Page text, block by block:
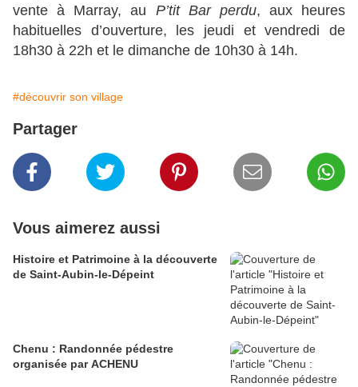
vente à Marray, au P’tit Bar perdu, aux heures
habituelles d’ouverture, les jeudi et vendredi de
18h30 à 22h et le dimanche de 10h30 à 14h.
#découvrir son village
Partager
Vous aimerez aussi
Histoire et Patrimoine à la découverte
de Saint-Aubin-le-Dépeint
Chenu : Randonnée pédestre
organisée par ACHENU